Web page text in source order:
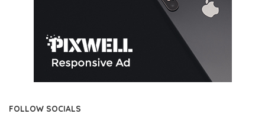
FOLLOW SOCIALS